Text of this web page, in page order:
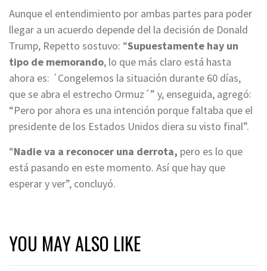
Aunque el entendimiento por ambas partes para poder
llegar a un acuerdo depende del la decisión de Donald
Trump, Repetto sostuvo: “Supuestamente hay un
tipo de memorando, lo que más claro está hasta
ahora es: ´Congelemos la situación durante 60 días,
que se abra el estrecho Ormuz´” y, enseguida, agregó:
“Pero por ahora es una intención porque faltaba que el
presidente de los Estados Unidos diera su visto final”.
“Nadie va a reconocer una derrota, pero es lo que
está pasando en este momento. Así que hay que
esperar y ver”, concluyó.
YOU MAY ALSO LIKE